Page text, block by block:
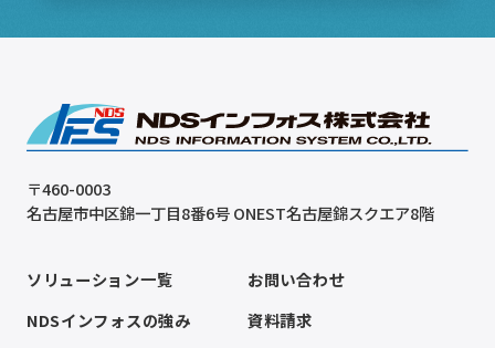
〒460-0003
名古屋市中区錦一丁目8番6号 ONEST名古屋錦スクエア8階
ソリューション一覧
NDSインフォスの強み
お問い合わせ
資料請求